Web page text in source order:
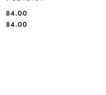
Cena:
84.00
Cena:
84.00